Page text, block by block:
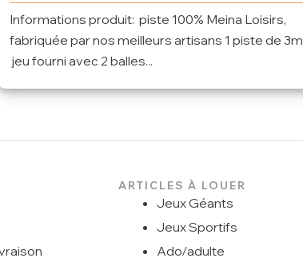
Informations produit: piste 100% Meina Loisirs,
fabriquée par nos meilleurs artisans 1 piste de 3m
jeu fourni avec 2 balles...
ARTICLES À LOUER
Jeux Géants
Jeux Sportifs
Ado/adulte